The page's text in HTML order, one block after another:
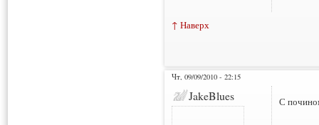
↑ Наверх
Чт, 09/09/2010 - 22:15
JakeBlues С